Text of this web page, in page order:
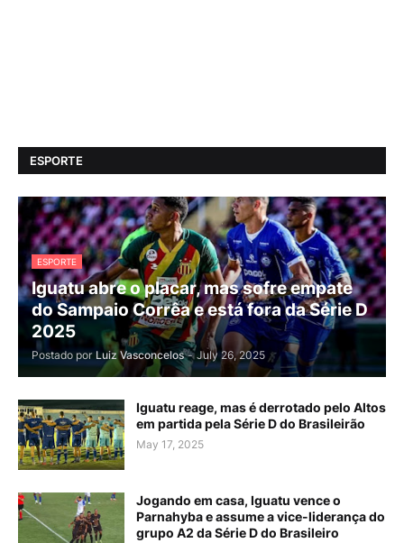
ESPORTE
ESPORTE
Iguatu abre o placar, mas sofre empate
do Sampaio Corrêa e está fora da Série D
2025
Postado por Luiz Vasconcelos - July 26, 2025
Iguatu reage, mas é derrotado pelo Altos
em partida pela Série D do Brasileirão
May 17, 2025
Jogando em casa, Iguatu vence o
Parnahyba e assume a vice-liderança do
grupo A2 da Série D do Brasileiro